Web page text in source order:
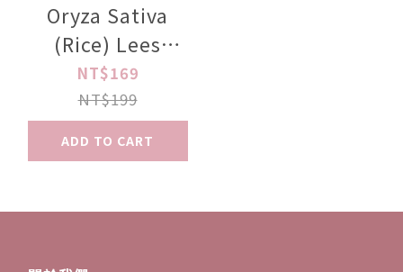
Oryza Sativa
(Rice) Lees
Extract
Toning250ml
NT$169
NT$199
ADD TO CART